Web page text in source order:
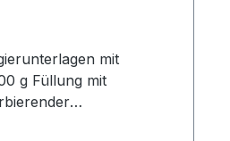
mit
g Füllung mit